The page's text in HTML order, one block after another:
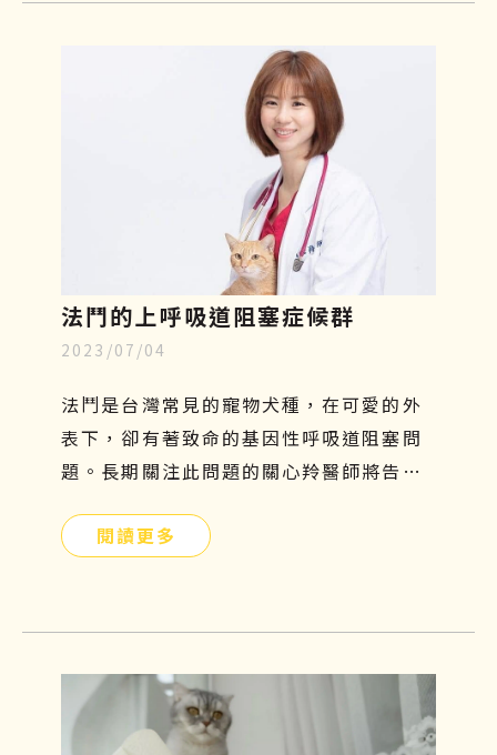
法鬥的上呼吸道阻塞症候群
2023/07/04
法鬥是台灣常見的寵物犬種，在可愛的外
表下，卻有著致命的基因性呼吸道阻塞問
題。長期關注此問題的關心羚醫師將告訴
閱讀更多